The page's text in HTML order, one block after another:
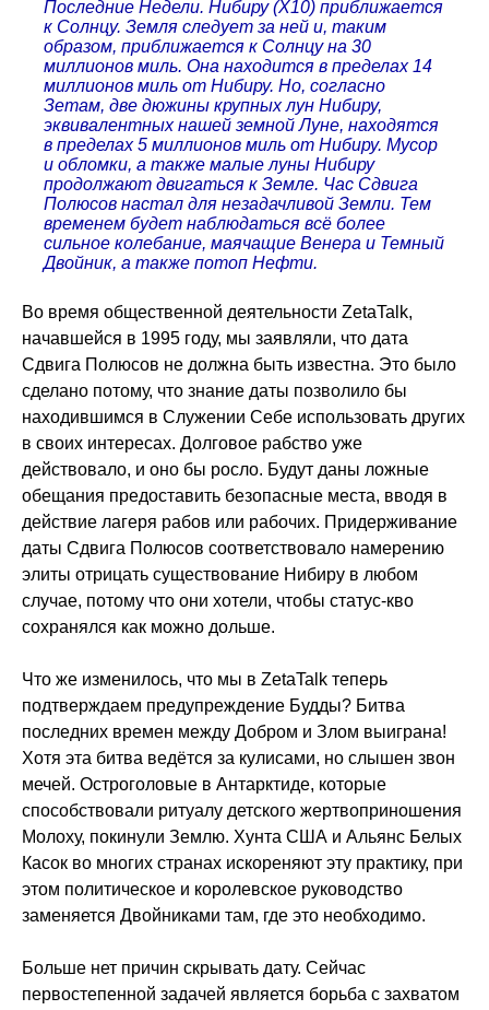
Последние Недели. Нибиру (X10) приближается
к Солнцу. Земля следует за ней и, таким
образом, приближается к Солнцу на 30
миллионов миль. Она находится в пределах 14
миллионов миль от Нибиру. Но, согласно
Зетам, две дюжины крупных лун Нибиру,
эквивалентных нашей земной Луне, находятся
в пределах 5 миллионов миль от Нибиру. Мусор
и обломки, а также малые луны Нибиру
продолжают двигаться к Земле. Час Сдвига
Полюсов настал для незадачливой Земли. Тем
временем будет наблюдаться всё более
сильное колебание, маячащие Венера и Темный
Двойник, а также потоп Нефти.
Во время общественной деятельности ZetaTalk,
начавшейся в 1995 году, мы заявляли, что дата
Сдвига Полюсов не должна быть известна. Это было
сделано потому, что знание даты позволило бы
находившимся в Служении Себе использовать других
в своих интересах. Долговое рабство уже
действовало, и оно бы росло. Будут даны ложные
обещания предоставить безопасные места, вводя в
действие лагеря рабов или рабочих. Придерживание
даты Сдвига Полюсов соответствовало намерению
элиты отрицать существование Нибиру в любом
случае, потому что они хотели, чтобы статус-кво
сохранялся как можно дольше.
Что же изменилось, что мы в ZetaTalk теперь
подтверждаем предупреждение Будды? Битва
последних времен между Добром и Злом выиграна!
Хотя эта битва ведётся за кулисами, но слышен звон
мечей. Остроголовые в Антарктиде, которые
способствовали ритуалу детского жертвоприношения
Молоху, покинули Землю. Хунта США и Альянс Белых
Касок во многих странах искореняют эту практику, при
этом политическое и королевское руководство
заменяется Двойниками там, где это необходимо.
Больше нет причин скрывать дату. Сейчас
первостепенной задачей является борьба с захватом